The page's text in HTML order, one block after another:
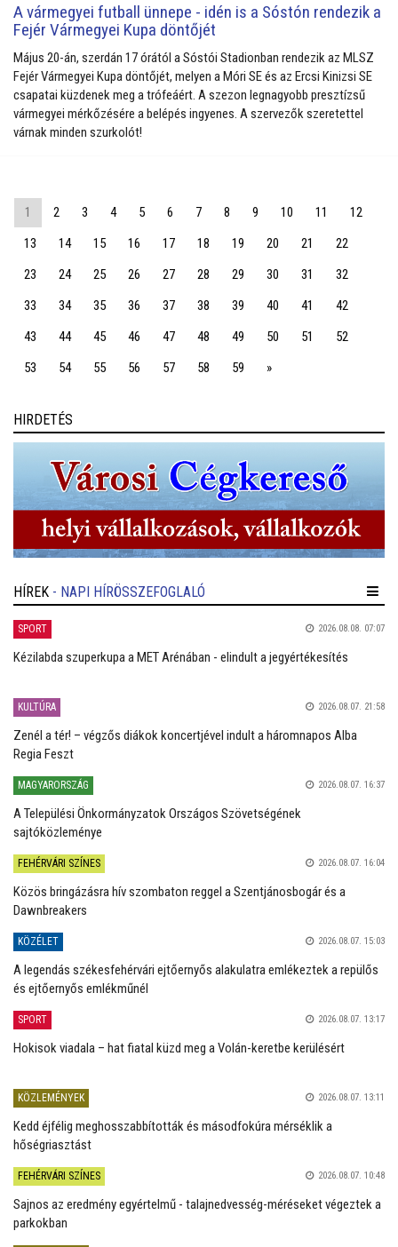
A vármegyei futball ünnepe - idén is a Sóstón rendezik a
Fejér Vármegyei Kupa döntőjét
Május 20-án, szerdán 17 órától a Sóstói Stadionban rendezik az MLSZ
Fejér Vármegyei Kupa döntőjét, melyen a Móri SE és az Ercsi Kinizsi SE
csapatai küzdenek meg a trófeáért. A szezon legnagyobb presztízsű
vármegyei mérkőzésére a belépés ingyenes. A szervezők szeretettel
várnak minden szurkolót!
1 2 3 4 5 6 7 8 9 10 11
12
13
14 15 16 17 18 19 20 21
22
23
24 25 26 27 28 29 30 31
32
33
34 35 36 37 38 39 40 41
42
43
44 45 46 47 48 49 50 51
52
53
54 55 56 57 58 59 »
HIRDETÉS
HÍREK - NAPI HÍRÖSSZEFOGLALÓ
SPORT 2026.08.08. 07:07
Kézilabda szuperkupa a MET Arénában - elindult a jegyértékesítés
KULTÚRA 2026.08.07. 21:58
Zenél a tér! – végzős diákok koncertjével indult a háromnapos Alba
Regia Feszt
MAGYARORSZÁG 2026.08.07. 16:37
A Települési Önkormányzatok Országos Szövetségének
sajtóközleménye
FEHÉRVÁRI SZÍNES 2026.08.07. 16:04
Közös bringázásra hív szombaton reggel a Szentjánosbogár és a
Dawnbreakers
KÖZÉLET 2026.08.07. 15:03
A legendás székesfehérvári ejtőernyős alakulatra emlékeztek a repülős
és ejtőernyős emlékműnél
SPORT 2026.08.07. 13:17
Hokisok viadala – hat fiatal küzd meg a Volán-keretbe kerülésért
KÖZLEMÉNYEK 2026.08.07. 13:11
Kedd éjfélig meghosszabbították és másodfokúra mérséklik a
hőségriasztást
FEHÉRVÁRI SZÍNES 2026.08.07. 10:48
Sajnos az eredmény egyértelmű - talajnedvesség-méréseket végeztek a
parkokban